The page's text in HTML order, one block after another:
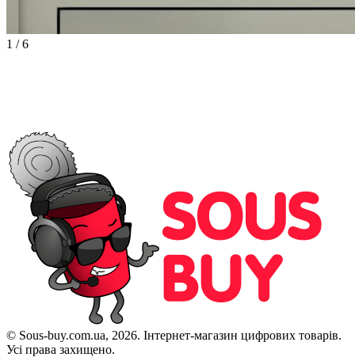
1 /6
© Sous-buy.com.ua, 2026. Інтернет-магазин цифрових товарів.
Усі права захищено.